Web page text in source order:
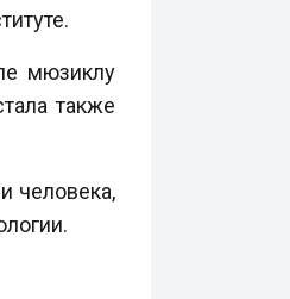
мюзиклу
также
человека,